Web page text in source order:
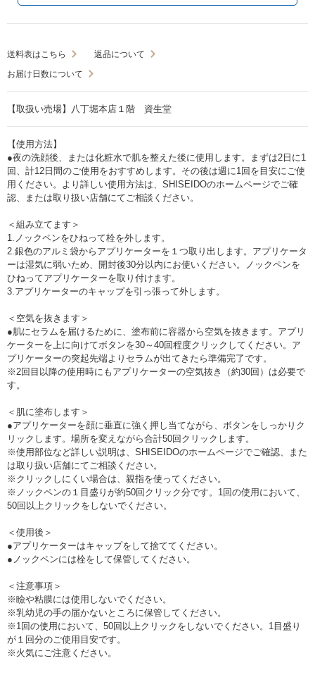
送料表はこちら
返品について
お届け日数について
【取扱い売場】八丁堀本店１階 資生堂
【使用方法】
●夜の洗顔後、または化粧水で肌を整えた後に使用します。まずは2日に1
回、計12日間のご使用をおすすめします。その後は週に1回を目安にご使
用ください。より詳しい使用方法は、SHISEIDOのホームページでご確
認、または取り扱い店舗にてご相談ください。
＜組み立てます＞
1.ノックペンをひねって栓を外します。
2.銀色のアルミ袋からアプリケーターを１つ取り出します。アプリケータ
ーは湿気に弱いため、開封後30分以内にお使いください。ノックペンを
ひねってアプリケーターを取り付けます。
3.アプリケーターのキャップを引っ張って外します。
＜空気を抜きます＞
●肌にセラムを届けるために、塗布前に容器から空気を抜きます。アプリ
ケーターを上に向けてボタンを30～40回程度クリックしてください。ア
プリケーターの突起先端よりセラムが出てきたら準備完了です。
※2回目以降の使用時にもアプリケーターの空気抜き（約30回）は必要で
す。
＜肌に塗布します＞
●アプリケーターを顔に垂直に強く押し当てながら、ボタンをしっかりク
リックします。場所を変えながら合計50回クリックします。
※使用部位など詳しい説明は、SHISEIDOのホームページでご確認、また
は取り扱い店舗にてご相談ください。
※クリックしにくい場合は、親指を使ってください。
※ノックペンの１目盛りが約50回クリック分です。1回の使用において、
50回以上クリックをしないでください。
＜使用後＞
●アプリケーターはキャップをして捨ててください。
●ノックペンには栓をして保管してください。
＜注意事項＞
※瞼や粘膜には使用しないでください。
※乳幼児の手の届かないところに保管してください。
※1回の使用において、50回以上クリックをしないでください。1目盛り
が１回分のご使用目安です。
※火気にご注意ください。